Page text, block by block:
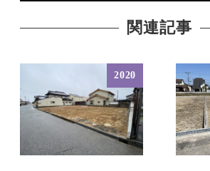
関連記事
2020